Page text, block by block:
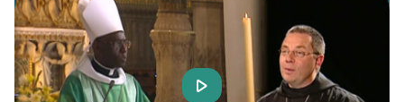
Play
Video